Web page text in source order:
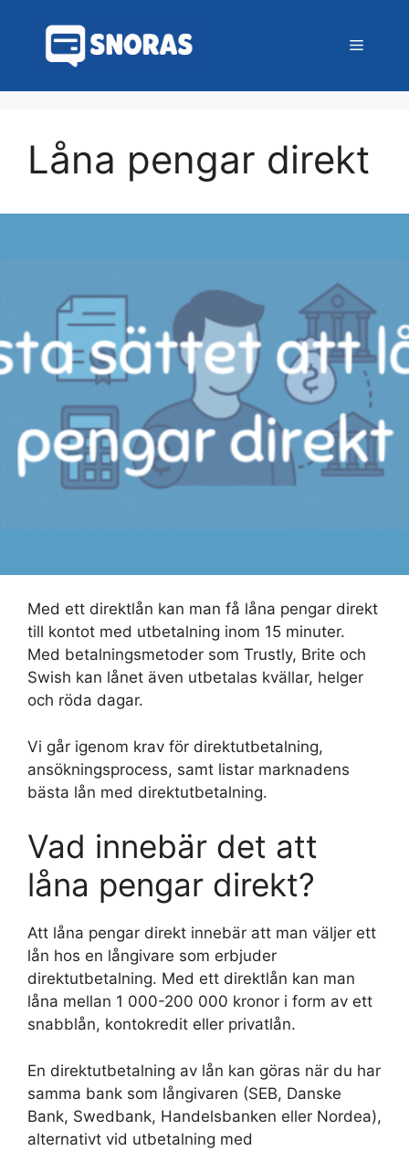
innehåll
Meny
Låna pengar direkt
Med ett direktlån kan man få låna pengar direkt
till kontot med utbetalning inom 15 minuter.
Med betalningsmetoder som Trustly, Brite och
Swish kan lånet även utbetalas kvällar, helger
och röda dagar.
Vi går igenom krav för direktutbetalning,
ansökningsprocess, samt listar marknadens
bästa lån med direktutbetalning.
Vad innebär det att
låna pengar direkt?
Att låna pengar direkt innebär att man väljer ett
lån hos en långivare som erbjuder
direktutbetalning. Med ett direktlån kan man
låna mellan 1 000-200 000 kronor i form av ett
snabblån, kontokredit eller privatlån.
En direktutbetalning av lån kan göras när du har
samma bank som långivaren (SEB, Danske
Bank, Swedbank, Handelsbanken eller Nordea),
alternativt vid utbetalning med